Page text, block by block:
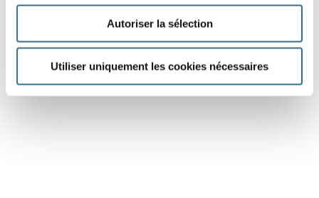
Autoriser la sélection
Utiliser uniquement les cookies nécessaires